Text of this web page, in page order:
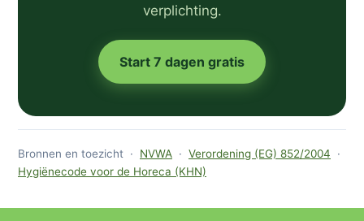
verplichting.
Start 7 dagen gratis
Bronnen en toezicht · NVWA · Verordening (EG) 852/2004 ·
Hygiënecode voor de Horeca (KHN)